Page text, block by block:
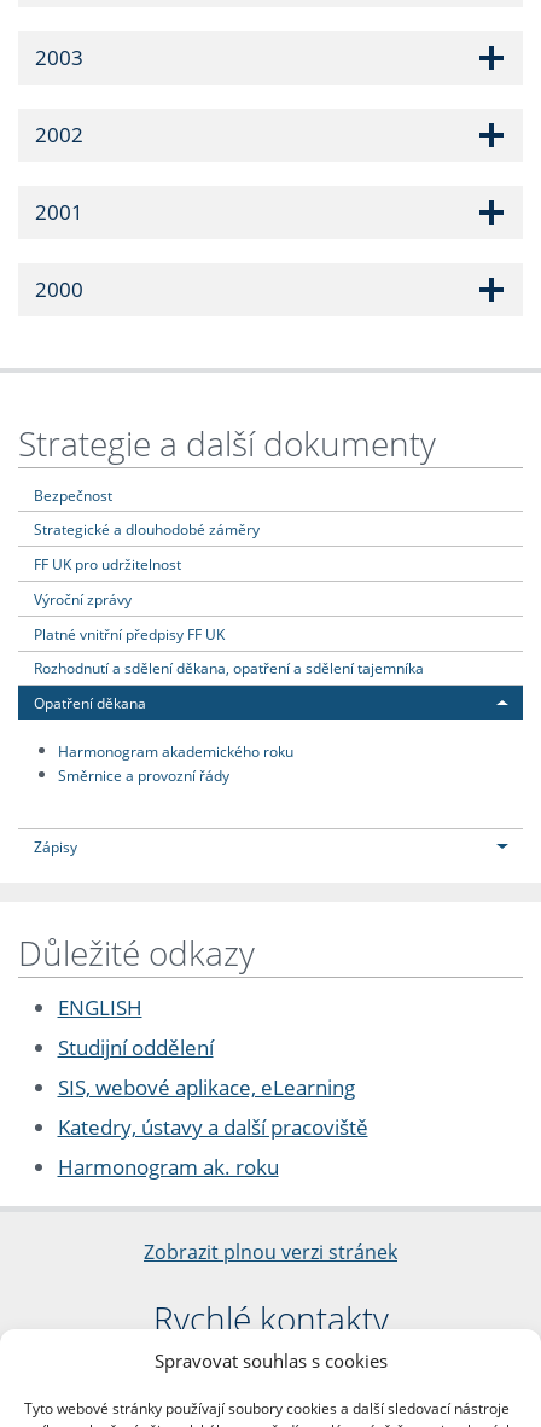
Spravovat souhlas s cookies
Tyto webové stránky používají soubory cookies a další sledovací nástroje
2003
2002
2001
2000
Strategie a další dokumenty
Bezpečnost
Strategické a dlouhodobé záměry
FF UK pro udržitelnost
Výroční zprávy
Platné vnitřní předpisy FF UK
Rozhodnutí a sdělení děkana, opatření a sdělení tajemníka
Opatření děkana
Harmonogram akademického roku
Směrnice a provozní řády
Zápisy
Důležité odkazy
ENGLISH
Studijní oddělení
SIS, webové aplikace, eLearning
Katedry, ústavy a další pracoviště
Harmonogram ak. roku
Zobrazit plnou verzi stránek
Rychlé kontakty
Filozofická fakulta
nám. Jana Palacha 1/2